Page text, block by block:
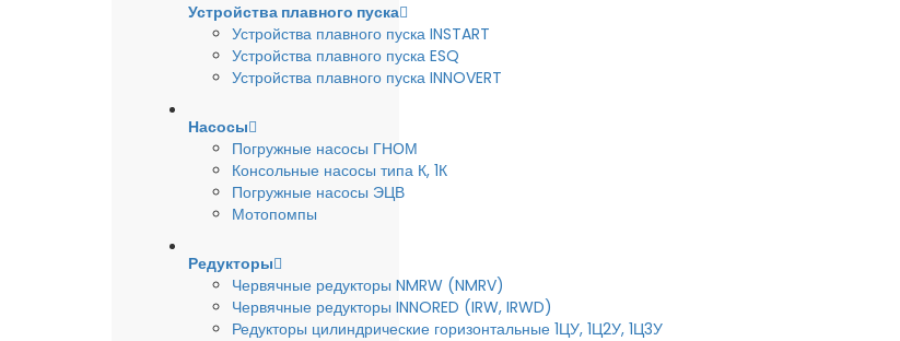
Устройства плавного пуска
Устройства плавного пуска INSTART
Устройства плавного пуска ESQ
Устройства плавного пуска INNOVERT
Насосы
Погружные насосы ГНОМ
Консольные насосы типа К, 1К
Погружные насосы ЭЦВ
Мотопомпы
Редукторы
Червячные редукторы NMRW (NMRV)
Червячные редукторы INNORED (IRW, IRWD)
Редукторы цилиндрические горизонтальные 1ЦУ, 1Ц2У, 1Ц3У